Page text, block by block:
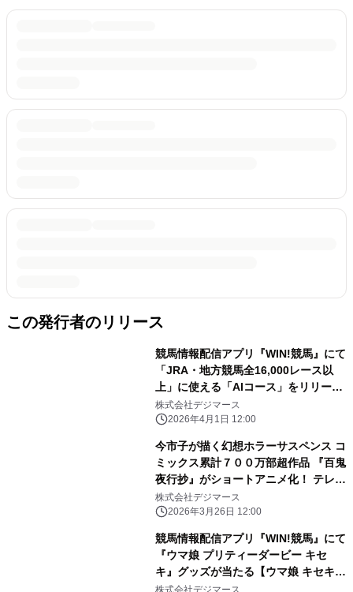
この発行者のリリース
競馬情報配信アプリ『WIN!競馬』にて
「JRA・地方競馬全16,000レース以
上」に使える「AIコース」をリリー
ス！
株式会社デジマース
2026年4月1日 12:00
今市子が描く幻想ホラーサスペンス コ
ミックス累計７００万部超作品 『百鬼
夜行抄』がショートアニメ化！ テレビ
放送＆配信開始！ ティザー映像が公
開！！
株式会社デジマース
2026年3月26日 12:00
競馬情報配信アプリ『WIN!競馬』にて
『ウマ娘 プリティーダービー キセ
キ』グッズが当たる【ウマ娘 キセキ・
オリジナルビッグアクリルスタンドプ
株式会社デジマース